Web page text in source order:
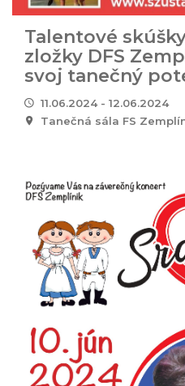
Talentové
zložky DFS
svoj tanečný
11.06.2024 - 12.06.2024
Tanečná sála FS